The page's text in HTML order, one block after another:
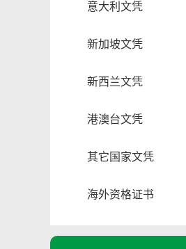
意大利文凭
新加坡文凭
新西兰文凭
港澳台文凭
其它国家文凭
海外资格证书